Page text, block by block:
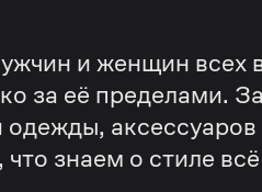
и женщин всех
за её пределами.
аксессуаров
знаем о стиле